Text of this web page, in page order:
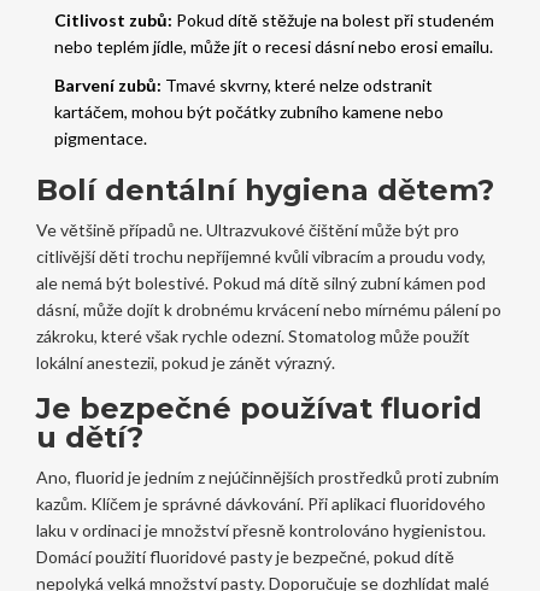
Citlivost zubů: Pokud dítě stěžuje na bolest při studeném
nebo teplém jídle, může jít o recesi dásní nebo erosi emailu.
Barvení zubů: Tmavé skvrny, které nelze odstranit
kartáčem, mohou být počátky zubního kamene nebo
pigmentace.
Bolí dentální hygiena dětem?
Ve většině případů ne. Ultrazvukové čištění může být pro
citlivější děti trochu nepříjemné kvůli vibracím a proudu vody,
ale nemá být bolestivé. Pokud má dítě silný zubní kámen pod
dásní, může dojít k drobnému krvácení nebo mírnému pálení po
zákroku, které však rychle odezní. Stomatolog může použít
lokální anestezii, pokud je zánět výrazný.
Je bezpečné používat fluorid
u dětí?
Ano, fluorid je jedním z nejúčinnějších prostředků proti zubním
kazům. Klíčem je správné dávkování. Při aplikaci fluoridového
laku v ordinaci je množství přesně kontrolováno hygienistou.
Domácí použití fluoridové pasty je bezpečné, pokud dítě
nepolyká velká množství pasty. Doporučuje se dozhlídat malé